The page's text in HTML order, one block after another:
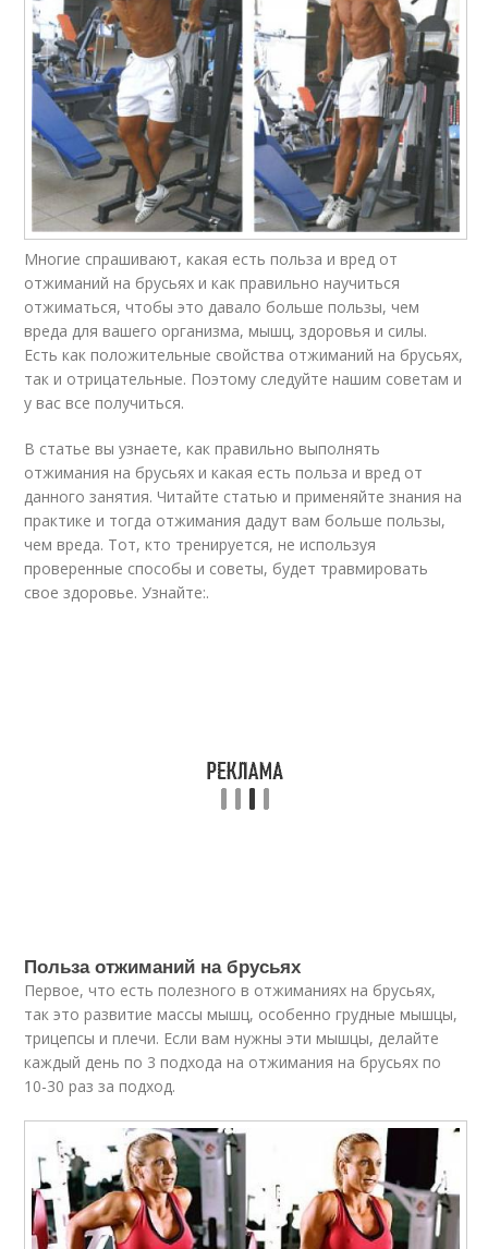
Многие спрашивают, какая есть польза и вред от
отжиманий на брусьях и как правильно научиться
отжиматься, чтобы это давало больше пользы, чем
вреда для вашего организма, мышц, здоровья и силы.
Есть как положительные свойства отжиманий на брусьях,
так и отрицательные. Поэтому следуйте нашим советам и
у вас все получиться.
В статье вы узнаете, как правильно выполнять
отжимания на брусьях и какая есть польза и вред от
данного занятия. Читайте статью и применяйте знания на
практике и тогда отжимания дадут вам больше пользы,
чем вреда. Тот, кто тренируется, не используя
проверенные способы и советы, будет травмировать
свое здоровье. Узнайте:.
Польза отжиманий на брусьях
Первое, что есть полезного в отжиманиях на брусьях,
так это развитие массы мышц, особенно грудные мышцы,
трицепсы и плечи. Если вам нужны эти мышцы, делайте
каждый день по 3 подхода на отжимания на брусьях по
10-30 раз за подход.